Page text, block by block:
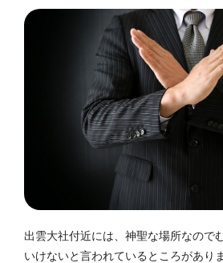
出雲大社付近には、神聖な場所なので
いけないと言われているところがありま